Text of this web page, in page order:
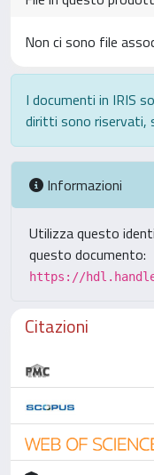
Non ci sono file
I documenti in IRIS
diritti sono riservati,
Informazioni
Utilizza questo
questo documento:
https://
Citazioni